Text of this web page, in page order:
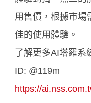
用售價，根據市場
佳的使用體驗。
了解更多AI塔羅系
ID: @119m
https://